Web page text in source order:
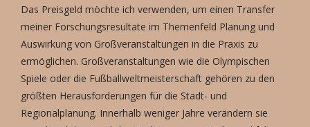
Das Preisgeld möchte ich verwenden, um einen Transfer
meiner Forschungsresultate im Themenfeld Planung und
Auswirkung von Großveranstaltungen in die Praxis zu
ermöglichen. Großveranstaltungen wie die Olympischen
Spiele oder die Fußballweltmeisterschaft gehören zu den
größten Herausforderungen für die Stadt- und
Regionalplanung. Innerhalb weniger Jahre verändern sie